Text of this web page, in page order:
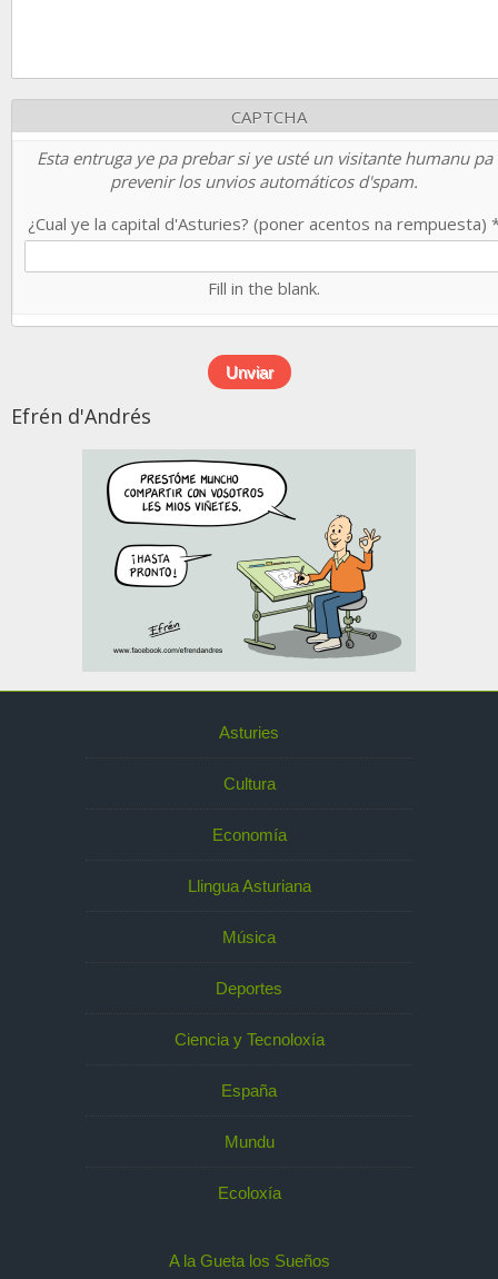
CAPTCHA
Esta entruga ye pa prebar si ye usté un visitante humanu pa
prevenir los unvios automáticos d'spam.
¿Cual ye la capital d'Asturies? (poner acentos na rempuesta)
Fill in the blank.
Efrén d'Andrés
Asturies
Cultura
Economía
Llingua Asturiana
Música
Deportes
Ciencia y Tecnoloxía
España
Mundu
Ecoloxía
A la Gueta los Sueños